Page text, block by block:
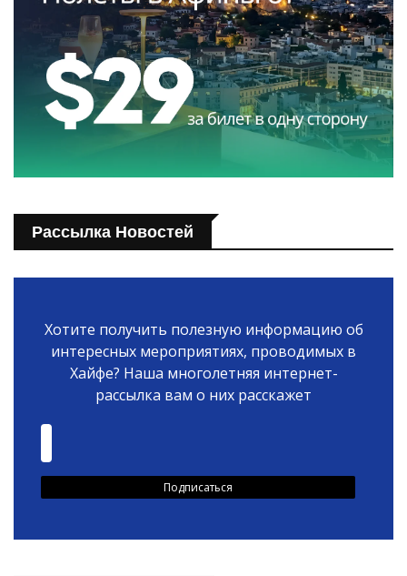
Рассылка Новостей
Хотите получить полезную информацию об
интересных мероприятиях, проводимых в
Хайфе? Наша многолетняя интернет-
рассылка вам о них расскажет